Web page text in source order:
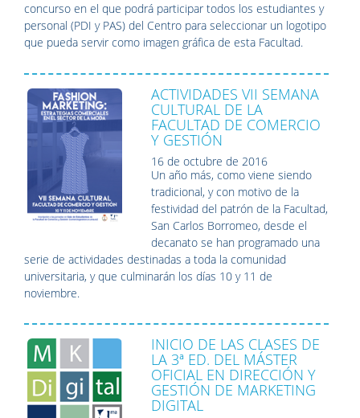
concurso en el que podrá participar todos los estudiantes y
personal (PDI y PAS) del Centro para seleccionar un logotipo
que pueda servir como imagen gráfica de esta Facultad.
ACTIVIDADES VII SEMANA
CULTURAL DE LA
FACULTAD DE COMERCIO
Y GESTIÓN
16 de octubre de 2016
Un año más, como viene siendo
tradicional, y con motivo de la
festividad del patrón de la Facultad,
San Carlos Borromeo, desde el
decanato se han programado una
serie de actividades destinadas a toda la comunidad
universitaria, y que culminarán los días 10 y 11 de
noviembre.
INICIO DE LAS CLASES DE
LA 3ª ED. DEL MÁSTER
OFICIAL EN DIRECCIÓN Y
GESTIÓN DE MARKETING
DIGITAL